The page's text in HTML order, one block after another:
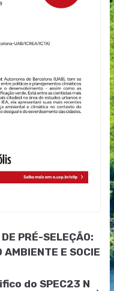
PRÉ-SELEÇÃO:
AMBIENTE E SOCIE
do SPEC23 N